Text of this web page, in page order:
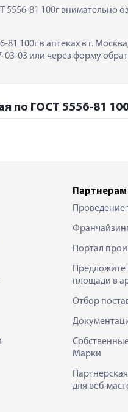
81 100г внимательно
81 100г в аптеках в г.
03 или через форму
по ГОСТ 5556-81
Партнерам
Проведение
Портал
Предложите
площади в
Отбор
Марки
для веб-